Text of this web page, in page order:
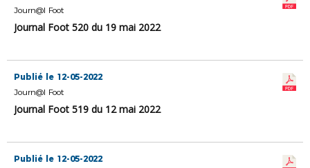
Journ@l Foot
Journal Foot 520 du 19 mai 2022
Publié le 12-05-2022
Journ@l Foot
Journal Foot 519 du 12 mai 2022
Publié le 12-05-2022